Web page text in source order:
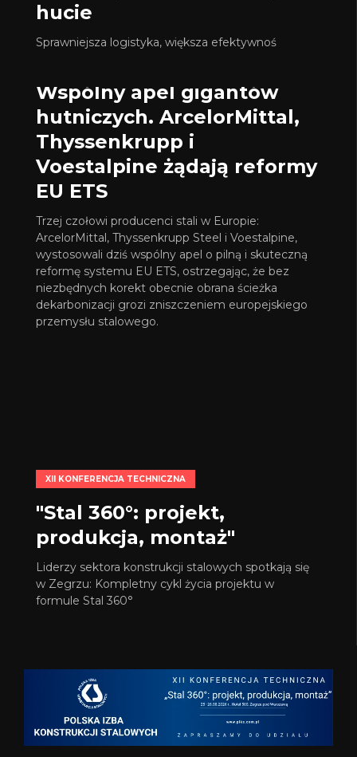
hucie
Sprawniejsza logistyka, większa efektywnoś
Wspólny apel gigantów
hutniczych. ArcelorMittal,
Thyssenkrupp i
Voestalpine żądają reformy
EU ETS
Trzej czołowi producenci stali w Europie:
ArcelorMittal, Thyssenkrupp Steel i Voestalpine,
wystosowali dziś wspólny apel o pilną i skuteczną
reformę systemu EU ETS, ostrzegając, że bez
niezbędnych korekt obecnie obrana ścieżka
dekarbonizacji grozi zniszczeniem europejskiego
przemysłu stalowego.
XII KONFERENCJA TECHNICZNA
"Stal 360°: projekt,
produkcja, montaż"
Liderzy sektora konstrukcji stalowych spotkają się
w Zegrzu: Kompletny cykl życia projektu w
formule Stal 360°